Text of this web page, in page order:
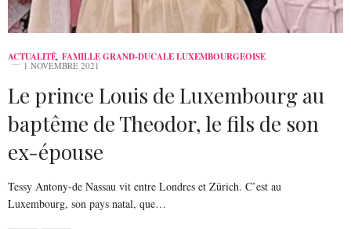
ACTUALITÉ, FAMILLE GRAND-DUCALE LUXEMBOURGEOISE
1 NOVEMBRE 2021
Le prince Louis de Luxembourg au
baptême de Theodor, le fils de son
ex-épouse
Tessy Antony-de Nassau vit entre Londres et Zürich. C’est au
Luxembourg, son pays natal, que…